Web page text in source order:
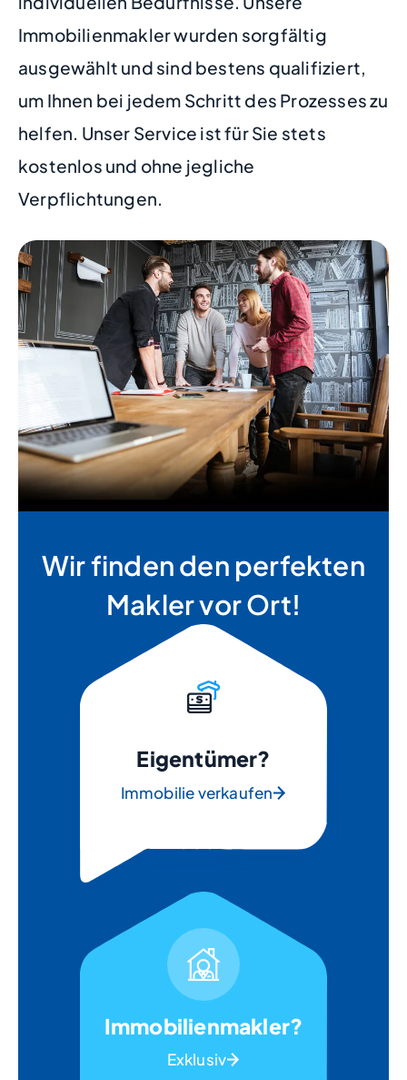
Immobilienmakler wurden sorgfältig
ausgewählt und sind bestens qualifiziert,
um Ihnen bei jedem Schritt des Prozesses zu
helfen. Unser Service ist für Sie stets
kostenlos und ohne jegliche
Verpflichtungen.
Wir finden den perfekten
Makler vor Ort!
Eigentümer?
Immobilie verkaufen
Immobilienmakler?
Exklusiv